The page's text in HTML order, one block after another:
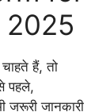
2025
हैं, तो
पहले,
जानकारी